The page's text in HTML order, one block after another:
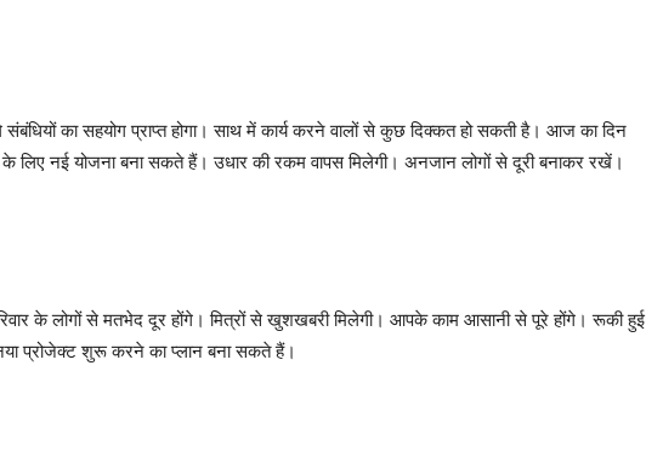
का सहयोग प्राप्त होगा। साथ में कार्य करने वालों से कुछ दिक्कत हो सकती है। आज का दिन
के लिए नई योजना बना सकते हैं। उधार की रकम वापस मिलेगी। अनजान लोगों से दूरी बनाकर रखें।
के लोगों से मतभेद दूर होंगे। मित्रों से खुशखबरी मिलेगी। आपके काम आसानी से पूरे होंगे। रूकी हुई
प्रोजेक्ट शुरू करने का प्लान बना सकते हैं।